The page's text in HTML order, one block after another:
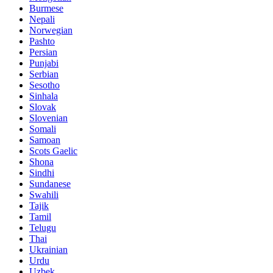
Burmese
Nepali
Norwegian
Pashto
Persian
Punjabi
Serbian
Sesotho
Sinhala
Slovak
Slovenian
Somali
Samoan
Scots Gaelic
Shona
Sindhi
Sundanese
Swahili
Tajik
Tamil
Telugu
Thai
Ukrainian
Urdu